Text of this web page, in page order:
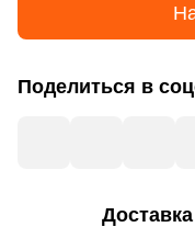
Поделиться в
Доставка